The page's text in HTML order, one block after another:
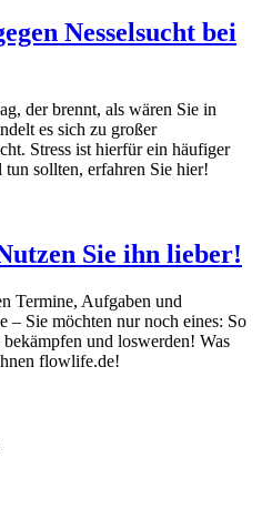
Nesselsucht bei
der brennt, als wären Sie in
es sich zu großer
Stress ist hierfür ein häufiger
sollten, erfahren Sie hier!
Sie ihn lieber!
Termine, Aufgaben und
– Sie möchten nur noch eines: So
und loswerden! Was
flowlife.de!